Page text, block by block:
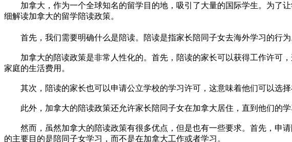
加拿大，作为一个全球知名的留学目的地，吸引了大量的国际学生。为了
细解读加拿大的留学陪读政策。
首先，我们需要明确什么是陪读。陪读是指家长陪同子女去海外学习的行为
加拿大的陪读政策是非常人性化的。首先，陪读的家长可以获得工作许可，
家庭的生活费用。
其次，陪读的家长也可以申请公立学校的学习许可，这意味着他们可以选择
此外，加拿大的陪读政策还允许家长陪同子女在加拿大居住，直到他们的学
然而，虽然加拿大的陪读政策有很多优点，但是也有一些要求。首先，申请
的主要目的是陪同子女学习，而不是在加拿大工作或者学习。